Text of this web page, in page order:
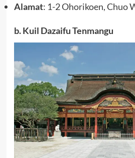
Alamat: 1-2 Ohorikoen, Chuo
b. Kuil Dazaifu Tenmangu